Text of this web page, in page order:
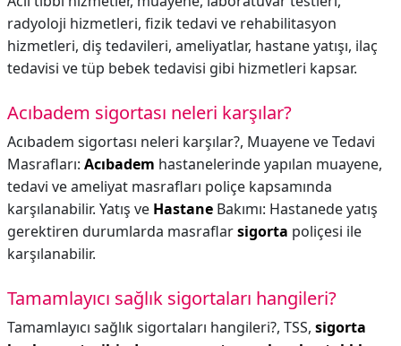
radyoloji hizmetleri, fizik tedavi ve rehabilitasyon
hizmetleri, diş tedavileri, ameliyatlar, hastane yatışı, ilaç
tedavisi ve tüp bebek tedavisi gibi hizmetleri kapsar.
Acıbadem sigortası neleri karşılar?
Acıbadem sigortası neleri karşılar?, Muayene ve Tedavi
Masrafları: Acıbadem hastanelerinde yapılan muayene,
tedavi ve ameliyat masrafları poliçe kapsamında
karşılanabilir. Yatış ve Hastane Bakımı: Hastanede yatış
gerektiren durumlarda masraflarsigorta poliçesi ile
karşılanabilir.
Tamamlayıcı sağlık sigortaları hangileri?
Tamamlayıcı sağlık sigortaları hangileri?, TSS, sigorta